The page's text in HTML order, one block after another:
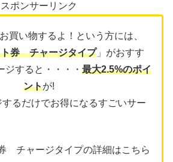
スポンサーリンク
買い物するよ！という方には、
券 チャージタイプ」がおすす
ジすると・・・・ 最大2.5%のポイ
ントが!
るだけでお得になるすごいサー
チャージタイプの詳細はこちら